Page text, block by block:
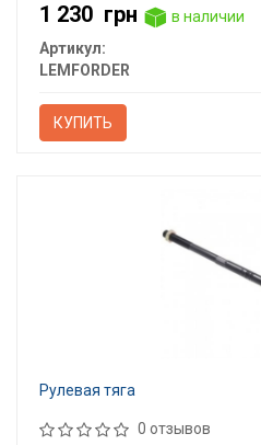
1 230 грн
в наличии
Артикул:
LEMFORDER
КУПИТЬ
Рулевая тяга
0 отзывов